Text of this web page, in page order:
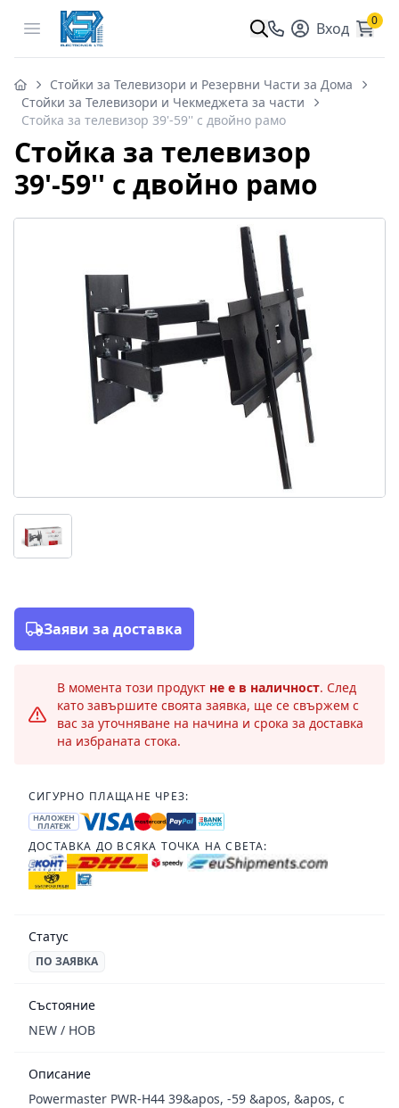
Open menu Вход 0
Стойки за Телевизори и Резервни Части за Дома
Стойки за Телевизори и Чекмеджета за части
Стойка за телевизор 39'-59'' с двойно рамо
Стойка за телевизор
39'-59'' с двойно рамо
Заяви за доставка
В момента този продукт не е в наличност. След
като завършите своята заявка, ще се свържем с
вас за уточняване на начина и срока за доставка
на избраната стока.
СИГУРНО ПЛАЩАНЕ ЧРЕЗ:
НАЛОЖЕН
ПЛАТЕЖ
ДОСТАВКА ДО ВСЯКА ТОЧКА НА СВЕТА:
Статус
ПО ЗАЯВКА
Състояние
NEW / НОВ
Описание
Powermaster PWR-H44 39&apos, -59 &apos, &apos, с